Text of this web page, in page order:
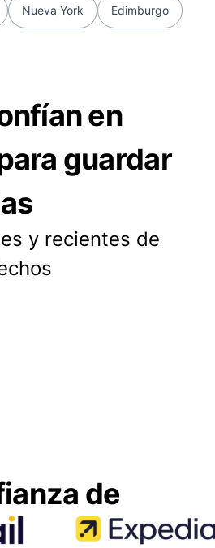
Nueva York Edimburgo
en
guardar
y recientes de
de